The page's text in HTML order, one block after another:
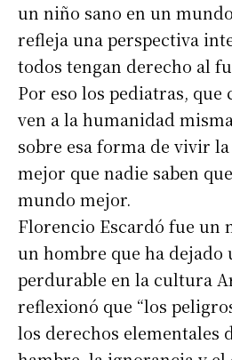
un niño sano en un
refleja una perspectiva
todos tengan derecho al
Por eso los pediatras, que
ven a la humanidad
sobre esa forma de vivir
mejor que nadie saben
mundo mejor.
Florencio Escardó fue un
un hombre que ha dejado
perdurable en la cultura
reflexionó que “los
los derechos elementales